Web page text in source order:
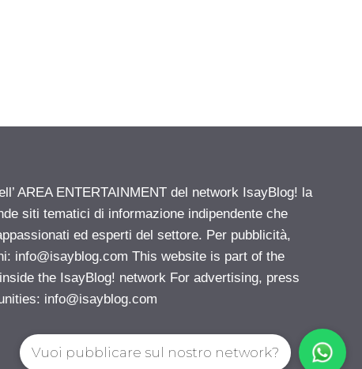
AREA ENTERTAINMENT del network IsayBlog! la
siti tematici di informazione indipendente che
ed esperti del settore. Per pubblicità,
info@isayblog.com This website is part of the
the IsayBlog! network For advertising, press
info@isayblog.com
Vuoi pubblicare sul nostro network?